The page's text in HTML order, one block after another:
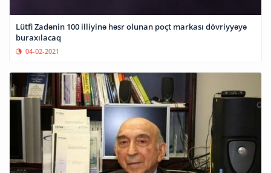
Lütfi Zadənin 100 illiyinə həsr olunan poçt markası dövriyyəyə
buraxılacaq
04-02-2021